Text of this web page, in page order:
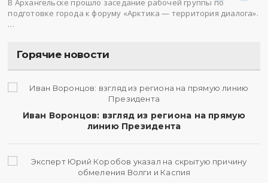
В Архангельске прошло заседание рабочей группы по
подготовке города к форуму «Арктика — территория диалога».
…
Горячие новости
Иван Воронцов: взгляд из региона на прямую
линию Президента